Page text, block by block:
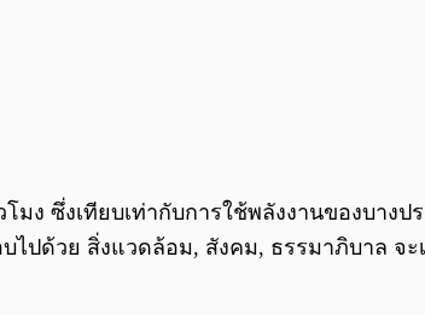
ซึ่งเทียบเท่ากับการใช้พลังงานของบางป
ไปด้วย สิ่งแวดล้อม, สังคม, ธรรมาภิบาล จ